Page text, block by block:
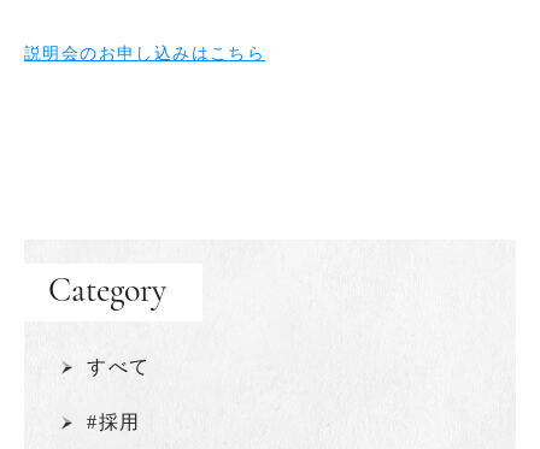
説明会のお申し込みはこちら
Category
すべて
#採用